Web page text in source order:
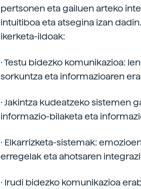
pertsonen eta gailuen arteko
intuitiboa eta atsegina izan
ikerketa-ildoak:
· Testu bidezko komunikazioa:
sorkuntza eta informazioaren
· Jakintza kudeatzeko sistemen
informazio-bilaketa eta
· Elkarrizketa-sistemak:
erregelak eta ahotsaren
· Irudi bidezko komunikazioa